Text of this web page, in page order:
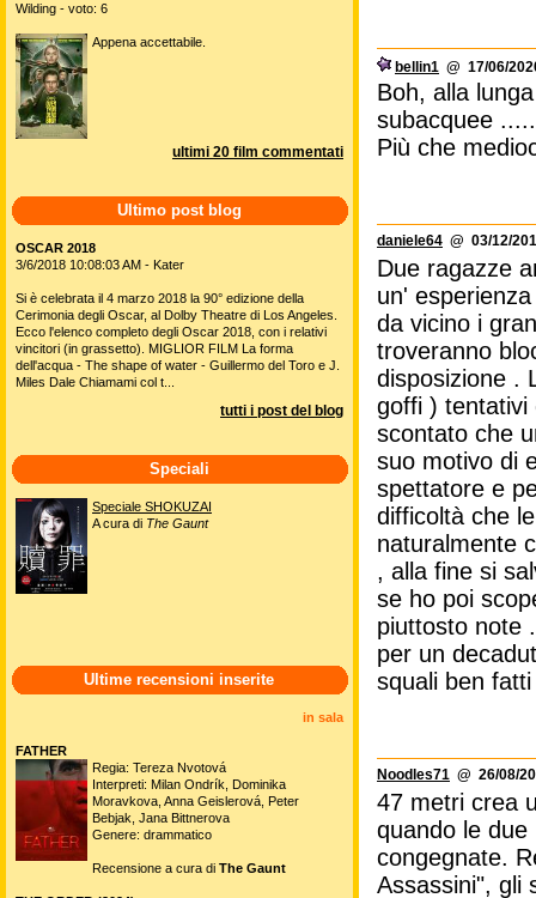
bellin1 @ 17/06/
Boh, alla
subacquee
Più che
daniele64 @ 03/12/
Due ragazze
un'
da vicino i
troveranno
disposizione .
goffi ) tentativi
scontato che
suo motivo di
spettatore e
difficoltà che
naturalmente
, alla fine si
se ho poi
piuttosto note
per un
squali ben
Noodles71 @ 26/08/
47 metri crea
quando le
congegnate.
Assassini", gli
Wilding - voto: 6
Appena accettabile.
ultimi 20 film commentati
Ultimo post blog
OSCAR 2018
3/6/2018 10:08:03 AM - Kater
Si è celebrata il 4 marzo 2018 la 90° edizione della
Cerimonia degli Oscar, al Dolby Theatre di Los Angeles.
Ecco l'elenco completo degli Oscar 2018, con i relativi
vincitori (in grassetto). MIGLIOR FILM La forma
dell'acqua - The shape of water - Guillermo del Toro e J.
Miles Dale Chiamami col t...
tutti i post del blog
Speciali
Speciale SHOKUZAI
A cura di The Gaunt
Ultime recensioni inserite
in sala
FATHER
Regia: Tereza Nvotová
Interpreti: Milan Ondrík, Dominika
Moravkova, Anna Geislerová, Peter
Bebjak, Jana Bittnerova
Genere: drammatico
Recensione a cura di The Gaunt